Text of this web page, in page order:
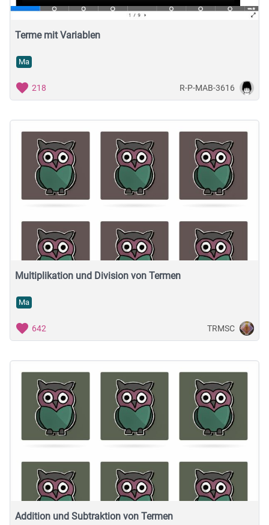
Terme mit Variablen
Ma
218 R-P-MAB-3616
Multiplikation und Division von Termen
Ma
642 TRMSC
Addition und Subtraktion von Termen